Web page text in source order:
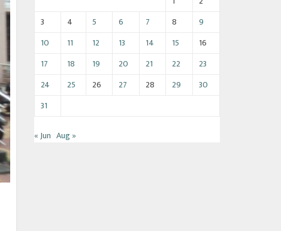
3
4 5 6 7 8
9
10
11 12 13 14 15
16
17
18 19 20 21 22
23
24
25 26 27 28 29
30
31
« Jun Aug »